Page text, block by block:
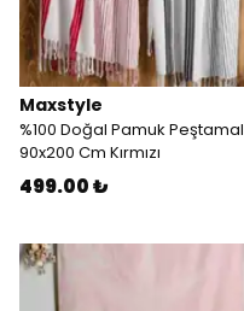
Maxstyle
%100 Doğal Pamuk Peştamal
90x200 Cm Kırmızı
499.00 ₺